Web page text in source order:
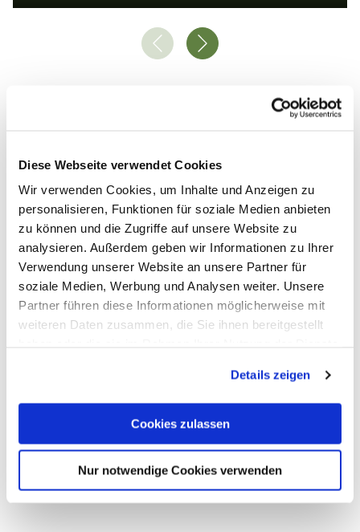
Diese Webseite verwendet Cookies
Wir verwenden Cookies, um Inhalte und Anzeigen zu
personalisieren, Funktionen für soziale Medien anbieten
zu können und die Zugriffe auf unsere Website zu
analysieren. Außerdem geben wir Informationen zu Ihrer
Verwendung unserer Website an unsere Partner für
soziale Medien, Werbung und Analysen weiter. Unsere
Partner führen diese Informationen möglicherweise mit
weiteren Daten zusammen, die Sie ihnen bereitgestellt
Cookies, wenn Sie unsere Webseite weiterhin nutzen.
Details zeigen
Cookies zulassen
Nur notwendige Cookies verwenden
Wir sind für dich da
So erreichst du uns
Tourist-Information in Bad Ems
Tourist-Information in Nassau
Amtsstraße 12, 56377 Nassau